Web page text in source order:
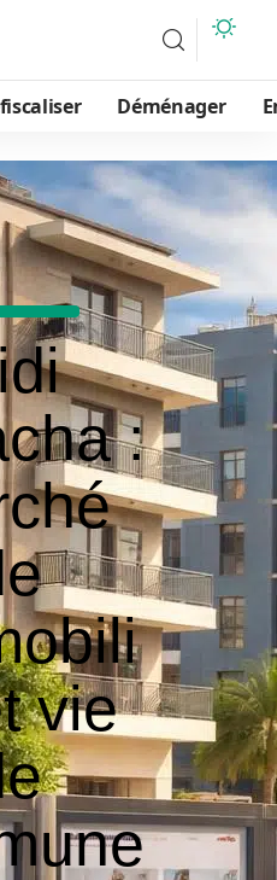
Déménager
:
vie